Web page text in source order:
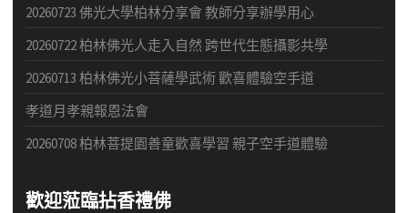
20260723 佛光大學柏林分享會 教師分享辦學用心
20260722 柏林佛光人走入自然 跨世代生態攝影共學
20260713 柏林佛光小菩薩學武術 歡喜體驗空手道
孝道月孝親報恩法會
20260708 柏林菩提園善童歡喜學習 親子空手道體驗
歡迎蒞臨拈香禮佛